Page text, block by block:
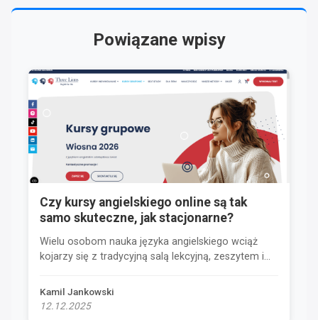
Powiązane wpisy
Czy kursy angielskiego online są tak
samo skuteczne, jak stacjonarne?
Wielu osobom nauka języka angielskiego wciąż
kojarzy się z tradycyjną salą lekcyjną, zeszytem i...
Kamil Jankowski
12.12.2025